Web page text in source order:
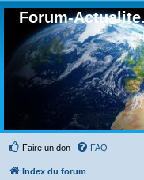
Forum-
Faire un don FAQ
Index du forum